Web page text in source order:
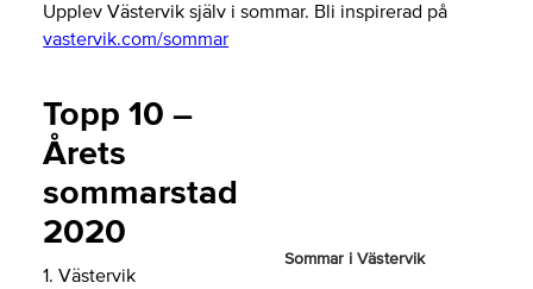
Upplev Västervik själv i sommar. Bli inspirerad på
vastervik.com/sommar
Topp 10 –
Årets
sommarstad
2020
1. Västervik
Sommar i Västervik